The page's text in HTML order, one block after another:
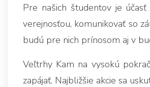
Pre našich študentov je
verejnosťou, komunikovať so
budú pre nich prínosom aj v
Veľtrhy Kam na vysokú
zapájať. Najbližšie akcie sa